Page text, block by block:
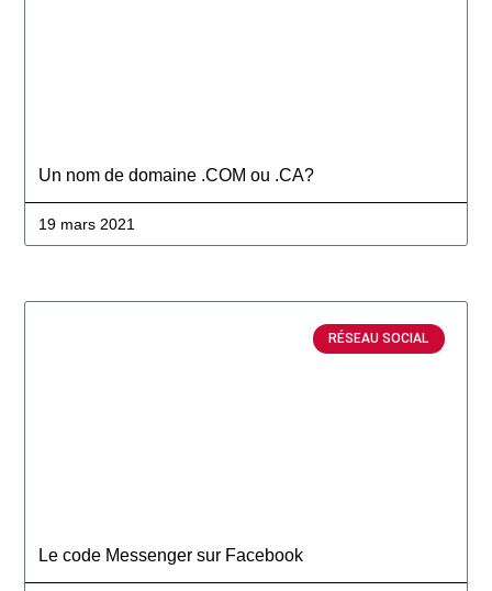
Un nom de domaine .COM ou .CA?
19 mars 2021
RÉSEAU SOCIAL
Le code Messenger sur Facebook